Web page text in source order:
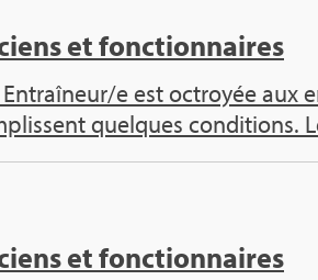
et fonc­tion­naires
Entraî­neur/e est octroyée
quelques condi­tions.
et fonc­tion­naires